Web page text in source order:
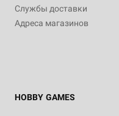
Службы доставки
Адреса магазинов
HOBBY GAMES